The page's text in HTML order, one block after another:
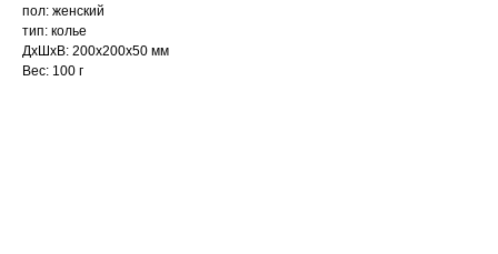
пол: женский
тип: колье
ДxШxВ: 200x200x50 мм
Вес: 100 г